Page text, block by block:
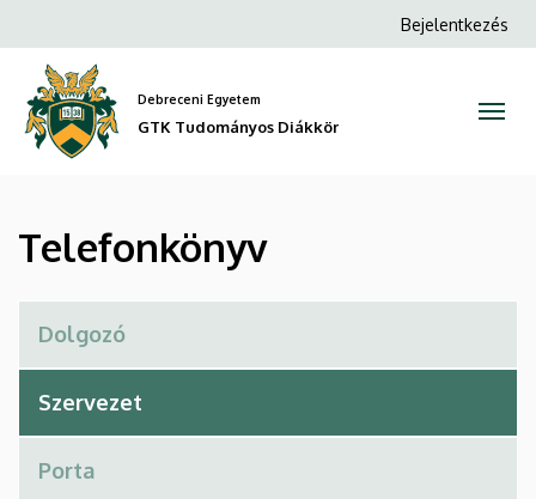
GTK
Tudományos
Diákkör
a
tartalomra
Anonim
Bejelentkezés
Debreceni Egyetem
GTK Tudományos Diákkör
Telefonkönyv